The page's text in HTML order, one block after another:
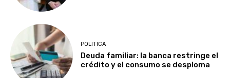
POLITICA
Deuda familiar: la banca restringe el
crédito y el consumo se desploma